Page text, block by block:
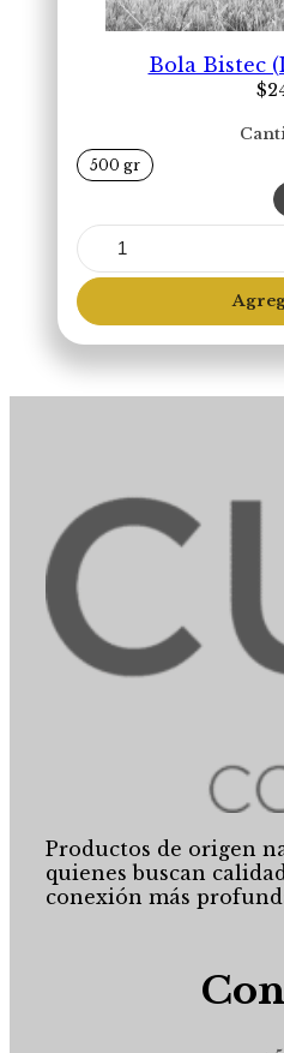
Bola Bistec
$
500 gr
Bola
Bistec
(Libre
Pastoreo)
cantidad
Productos de origen
quienes buscan
conexión más